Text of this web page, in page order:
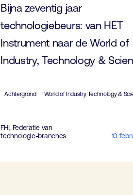
Bijna zeventig jaar
technologiebeurs: van HET
Instrument naar de World of
Industry, Technology &
Achtergrond World of Industry, Technology &
FHI, Federatie van
technologie-branches
10